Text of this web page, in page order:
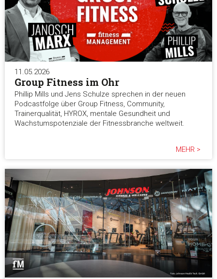
11.05.2026
Group Fitness im Ohr
Phillip Mills und Jens Schulze sprechen in der neuen
Podcastfolge über Group Fitness, Community,
Trainerqualität, HYROX, mentale Gesundheit und
Wachstumspotenziale der Fitnessbranche weltweit.
MEHR >